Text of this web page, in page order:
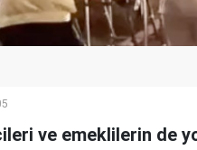
ve emeklilerin de